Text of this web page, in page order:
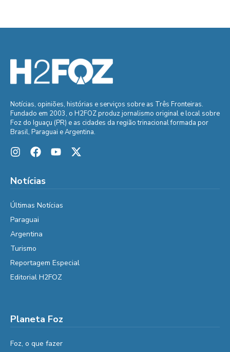
Notícias, opiniões, histórias e serviços sobre as Três Fronteiras.
Fundado em 2003, o H2FOZ produz jornalismo original e local sobre
Foz do Iguaçu (PR) e as cidades da região trinacional formada por
Brasil, Paraguai e Argentina.
Notícias
Últimas Notícias
Paraguai
Argentina
Turismo
Reportagem Especial
Editorial H2FOZ
Planeta Foz
Foz, o que fazer